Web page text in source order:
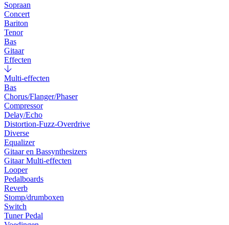
Sopraan
Concert
Bariton
Tenor
Bas
Gitaar
Effecten
Multi-effecten
Bas
Chorus/Flanger/Phaser
Compressor
Delay/Echo
Distortion-Fuzz-Overdrive
Diverse
Equalizer
Gitaar en Bassynthesizers
Gitaar Multi-effecten
Looper
Pedalboards
Reverb
Stomp/drumboxen
Switch
Tuner Pedal